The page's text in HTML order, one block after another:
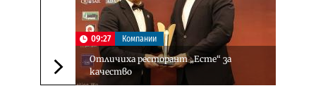
Следваща новина
09:27 Компании
Отличиха ресторант „Есте“ за
качество